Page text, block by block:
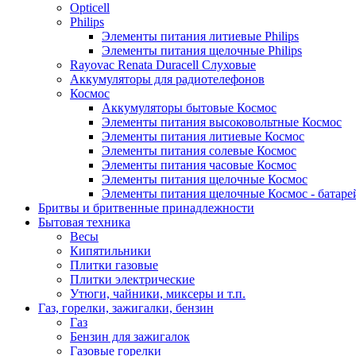
Opticell
Philips
Элементы питания литиевые Philips
Элементы питания щелочные Philips
Rayovac Renata Duracell Слуховые
Аккумуляторы для радиотелефонов
Космос
Аккумуляторы бытовые Космос
Элементы питания высоковольтные Космос
Элементы питания литиевые Космос
Элементы питания солевые Космос
Элементы питания часовые Космос
Элементы питания щелочные Космос
Элементы питания щелочные Космос -
Бритвы и бритвенные принадлежности
Бытовая техника
Весы
Кипятильники
Плитки газовые
Плитки электрические
Утюги, чайники, миксеры и т.п.
Газ, горелки, зажигалки, бензин
Газ
Бензин для зажигалок
Газовые горелки